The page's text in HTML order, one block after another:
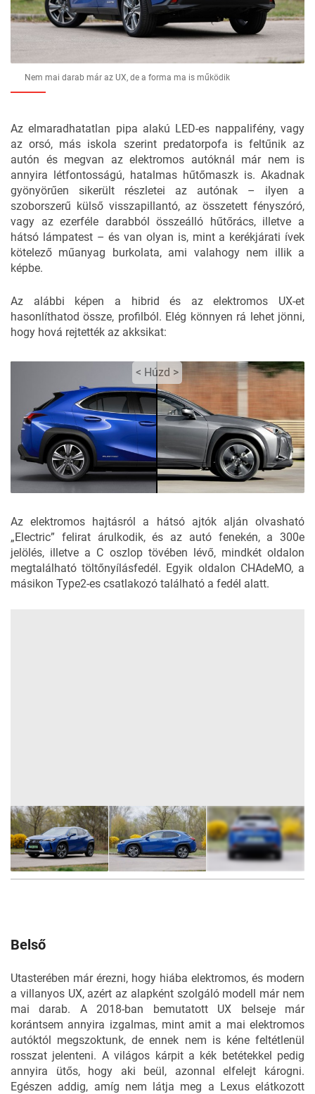
Nem mai darab már az UX, de a forma ma is működik
Az elmaradhatatlan pipa alakú LED-es nappalifény, vagy
az orsó, más iskola szerint predatorpofa is feltűnik az
autón és megvan az elektromos autóknál már nem is
annyira létfontosságú, hatalmas hűtőmaszk is. Akadnak
gyönyörűen sikerült részletei az autónak – ilyen a
szoborszerű külső visszapillantó, az összetett fényszóró,
vagy az ezerféle darabból összeálló hűtőrács, illetve a
hátsó lámpatest – és van olyan is, mint a kerékjárati ívek
kötelező műanyag burkolata, ami valahogy nem illik a
képbe.
Az alábbi képen a hibrid és az elektromos UX-et
hasonlíthatod össze, profilból. Elég könnyen rá lehet jönni,
hogy hová rejtették az akksikat:
< Húzd >
< Húzd >
Az elektromos hajtásról a hátsó ajtók alján olvasható
„Electric” felirat árulkodik, és az autó fenekén, a 300e
jelölés, illetve a C oszlop tövében lévő, mindkét oldalon
megtalálható töltőnyílásfedél. Egyik oldalon CHAdeMO, a
másikon Type2-es csatlakozó található a fedél alatt.
Belső
Utasterében már érezni, hogy hiába elektromos, és modern
a villanyos UX, azért az alapként szolgáló modell már nem
mai darab. A 2018-ban bemutatott UX belseje már
korántsem annyira izgalmas, mint amit a mai elektromos
autóktól megszoktunk, de ennek nem is kéne feltétlenül
rosszat jelenteni. A világos kárpit a kék betétekkel pedig
annyira ütős, hogy aki beül, azonnal elfelejt károgni.
Egészen addig, amíg nem látja meg a Lexus elátkozott